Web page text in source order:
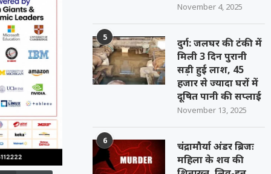
November 4, 2025
5
दुर्ग: जलघर की टंकी में
मिली 3 दिन पुरानी
सड़ी हुई लाश, 45
हजार से ज्यादा घरों में
दूषित पानी की सप्लाई
November 13, 2025
6
चंद्रामौर्या अंडर ब्रिजः
महिला के शव की